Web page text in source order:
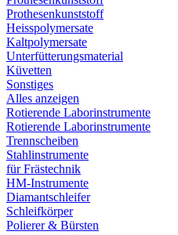
Prothesenkunststoff
Heisspolymersate
Kaltpolymersate
Unterfütterungsmaterial
Küvetten
Sonstiges
Alles anzeigen
Rotierende Laborinstrumente
Rotierende Laborinstrumente
Trennscheiben
Stahlinstrumente
für Frästechnik
HM-Instrumente
Diamantschleifer
Schleifkörper
Polierer & Bürsten